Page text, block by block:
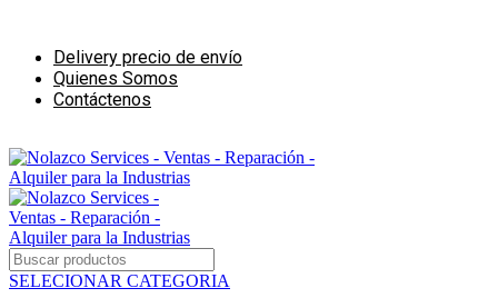
Delivery precio de envío
Quienes Somos
Contáctenos
SELECIONAR CATEGORIA